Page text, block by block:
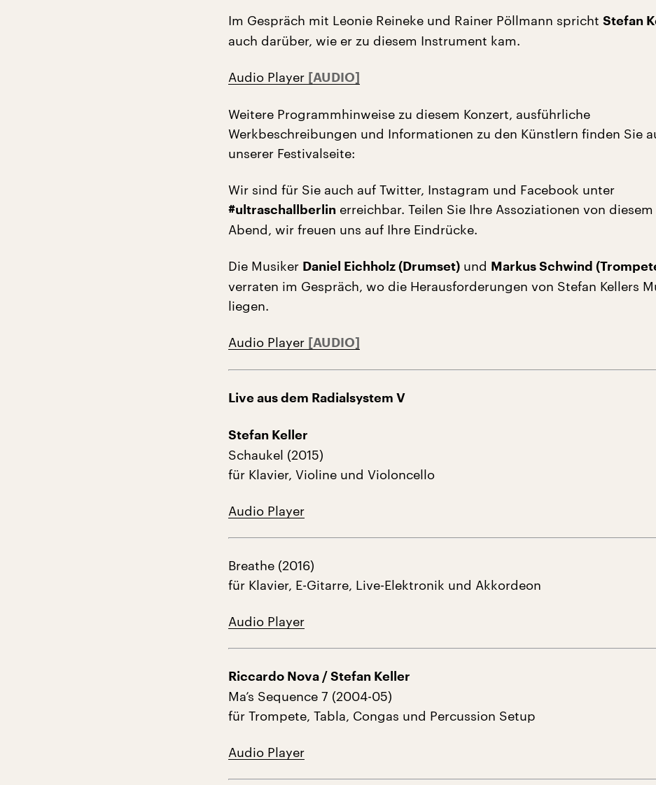
Im Gespräch mit Leonie Reineke und Rainer Pöllmann spricht Stefan
auch darüber, wie er zu diesem Instrument kam.
Audio Player
Weitere Programmhinweise zu diesem Konzert, ausführliche
Werkbeschreibungen und Informationen zu den Künstlern finden Sie
unserer Festivalseite:
Wir sind für Sie auch auf Twitter, Instagram und Facebook unter
#ultraschallberlin erreichbar. Teilen Sie Ihre Assoziationen von diesem
Abend, wir freuen uns auf Ihre Eindrücke.
Die Musiker Daniel Eichholz (Drumset) und Markus Schwind
verraten im Gespräch, wo die Herausforderungen von Stefan Kellers
liegen.
Audio Player
Live aus dem Radialsystem V
Stefan Keller
Schaukel (2015)
für Klavier, Violine und Violoncello
Audio Player
Breathe (2016)
für Klavier, E-Gitarre, Live-Elektronik und Akkordeon
Audio Player
Riccardo Nova / Stefan Keller
Ma’s Sequence 7 (2004-05)
für Trompete, Tabla, Congas und Percussion Setup
Audio Player